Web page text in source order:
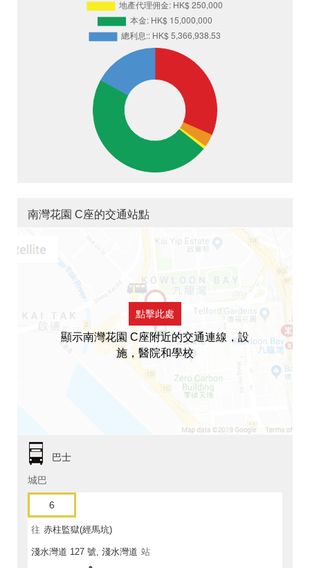
南灣花園 C座的交通站點
點擊此處
顯示南灣花園 C座附近的交通連線，設
施，醫院和學校
巴士
城巴
6
往 赤柱監獄(經馬坑)
淺水灣道 127 號, 淺水灣道 站